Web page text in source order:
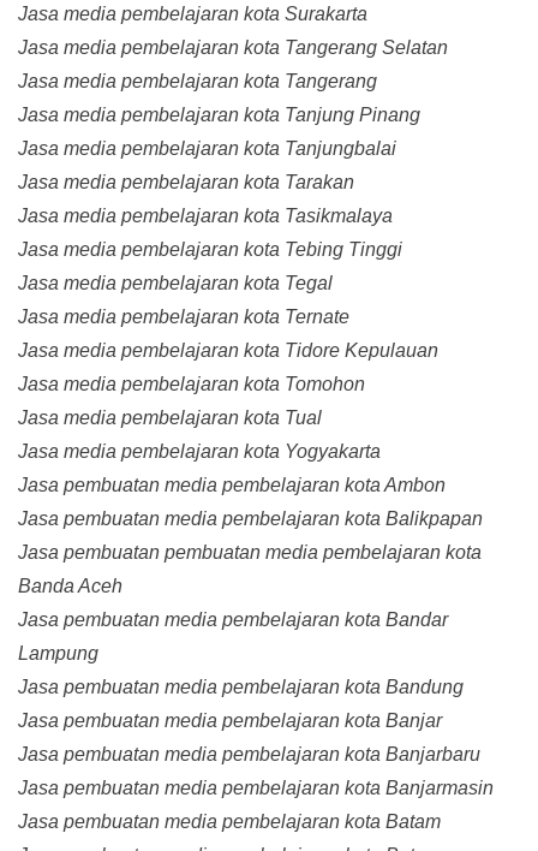
Jasa media pembelajaran kota Surakarta
Jasa media pembelajaran kota Tangerang Selatan
Jasa media pembelajaran kota Tangerang
Jasa media pembelajaran kota Tanjung Pinang
Jasa media pembelajaran kota Tanjungbalai
Jasa media pembelajaran kota Tarakan
Jasa media pembelajaran kota Tasikmalaya
Jasa media pembelajaran kota Tebing Tinggi
Jasa media pembelajaran kota Tegal
Jasa media pembelajaran kota Ternate
Jasa media pembelajaran kota Tidore Kepulauan
Jasa media pembelajaran kota Tomohon
Jasa media pembelajaran kota Tual
Jasa media pembelajaran kota Yogyakarta
Jasa pembuatan media pembelajaran kota Ambon
Jasa pembuatan media pembelajaran kota Balikpapan
Jasa pembuatan pembuatan media pembelajaran kota
Banda Aceh
Jasa pembuatan media pembelajaran kota Bandar
Lampung
Jasa pembuatan media pembelajaran kota Bandung
Jasa pembuatan media pembelajaran kota Banjar
Jasa pembuatan media pembelajaran kota Banjarbaru
Jasa pembuatan media pembelajaran kota Banjarmasin
Jasa pembuatan media pembelajaran kota Batam